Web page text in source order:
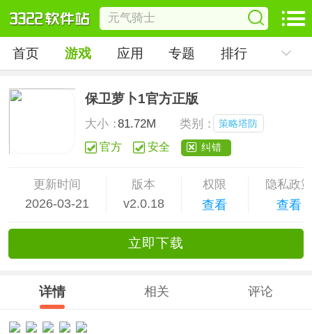
首页 游戏 应用 专题 排行
保卫萝卜1官方正版
大小：81.72M 类别： 策略塔防
官方 安全 纠错
更新时间
2026-03-21
版本
v2.0.18
权限
查看
隐私政
查看
立即下载
详情 相关 评论